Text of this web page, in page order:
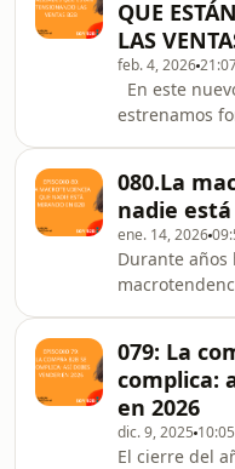
compra, y
construye con
personas. En
analizamos
de "página
corto. Los
peso de la
QUE
LAS
feb. 4, 2026
En este
estrenamos
realmente
en la
hablamos de
tendencias
reglas del
vender es
es una
mutado y
080.La
nadie
ene. 14, 2026
Durante años
impactar de
en un
saturación de
generándolo
están
079: La
complica:
en 2026
dic. 9, 2025 10:05
El cierre del